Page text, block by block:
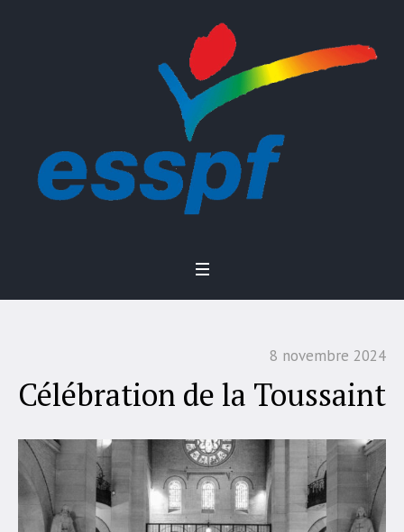
8 novembre 2024
Célébration de la Toussaint